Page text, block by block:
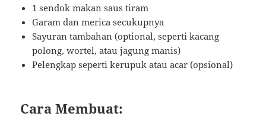
1 sendok makan saus tiram
Garam dan merica secukupnya
Sayuran tambahan (optional, seperti kacang
polong, wortel, atau jagung manis)
Pelengkap seperti kerupuk atau acar (opsional)
Cara Membuat: